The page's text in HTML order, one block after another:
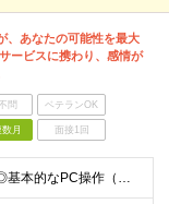
、あなたの可能性を最大
ービスに携わり、感情が
問 ベテランOK
月 面接1回
◎未経験歓迎 ◎大卒以上 ◎基本的なPC操作（メール・Google Workspace等）ができる方 ★第二新卒の方も歓迎！ 【こんな方にピッタリです】 ◎丁寧な調整やサポートが得意 ◎成長企業で裁